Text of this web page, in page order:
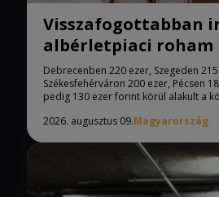
Visszafogottabban
albérletpiaci roham
Debrecenben 220 ezer, Szegeden
Székesfehérváron 200 ezer, Pécsen
pedig 130 ezer forint körül alakult a
2026. augusztus 09.Magyarország